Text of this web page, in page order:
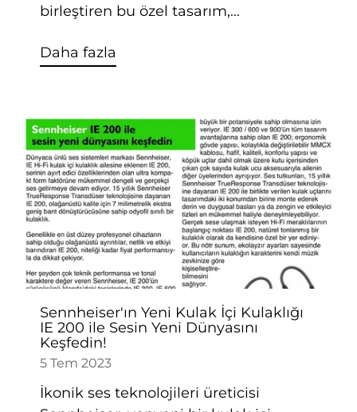
birleştiren bu özel tasarım,...
Daha fazla
Sennheiser'ın Yeni Kulak İçi Kulaklığı
IE 200 ile Sesin Yeni Dünyasını
Keşfedin!
5 Tem 2023
İkonik ses teknolojileri üreticisi